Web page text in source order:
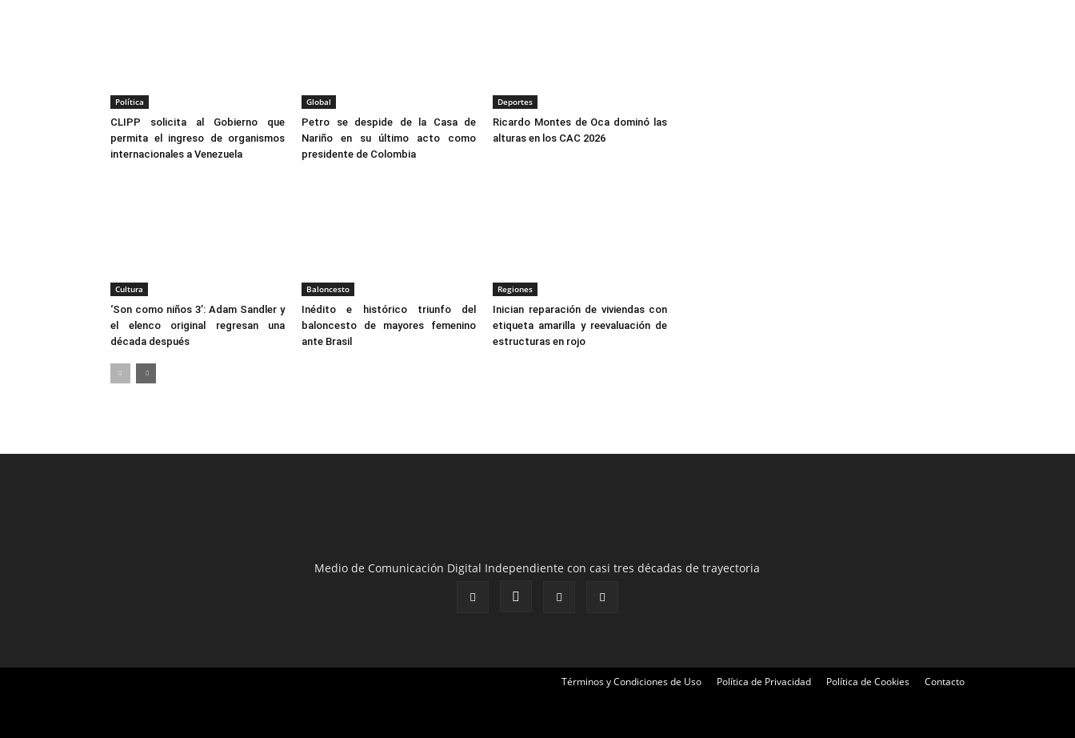
Política
CLIPP solicita al Gobierno que
permita el ingreso de organismos
internacionales a Venezuela
Global
Petro se despide de la Casa de
Nariño en su último acto como
presidente de Colombia
Deportes
Ricardo Montes de Oca dominó las
alturas en los CAC 2026
Cultura
‘Son como niños 3’: Adam Sandler y
el elenco original regresan una
década después
Baloncesto
Inédito e histórico triunfo del
baloncesto de mayores femenino
ante Brasil
Regiones
Inician reparación de viviendas con
etiqueta amarilla y reevaluación de
estructuras en rojo
Medio de Comunicación Digital Independiente con casi tres décadas de trayectoria
Términos y Condiciones de Uso Política de Privacidad Política de Cookies Contacto